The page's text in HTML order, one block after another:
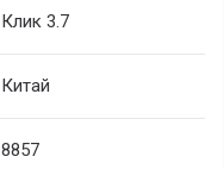
Клик 3.7
Китай
8857